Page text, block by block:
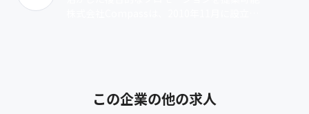
この企業の他の求人